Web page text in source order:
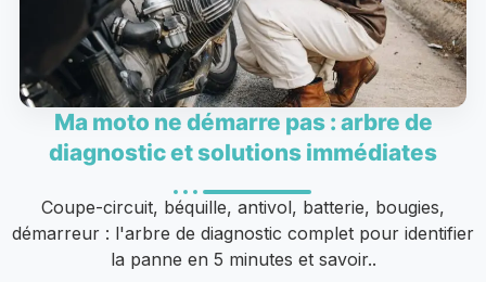
Ma moto ne démarre pas : arbre de
diagnostic et solutions immédiates
Coupe-circuit, béquille, antivol, batterie, bougies,
démarreur : l'arbre de diagnostic complet pour identifier
la panne en 5 minutes et savoir..